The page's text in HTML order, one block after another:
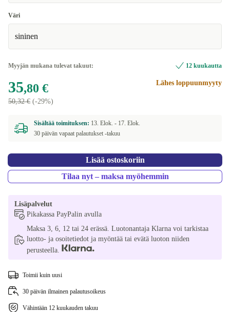
Väri
sininen
Myyjän mukana tulevat takuut: 12 kuukautta
35,80 €
50,32 € (-29%)
Lähes loppuunmyyty
Sisältää toimituksen: 13. Elok. - 17. Elok.
30 päivän vapaat palautukset -takuu
Lisää ostoskoriin
Tilaa nyt – maksa myöhemmin
Lisäpalvelut
Pikakassa PayPalin avulla
Maksa 3, 6, 12 tai 24 erässä. Luotonantaja Klarna voi tarkistaa
luotto- ja osoitetiedot ja myöntää tai evätä luoton niiden
perusteella.
Toimii kuin uusi
30 päivän ilmainen palautusoikeus
Vähintään 12 kuukauden takuu